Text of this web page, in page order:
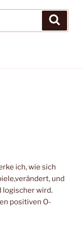
ich, wie sich
und
logischer wird.
positiven O-